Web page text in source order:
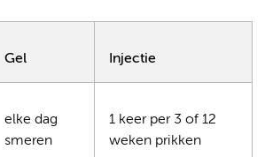
Gel Injectie
elke dag
smeren
1 keer per 3 of 12
weken prikken